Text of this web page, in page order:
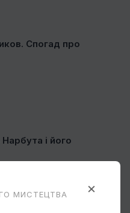
Спогад про
і його
×
МИСТЕЦТВА